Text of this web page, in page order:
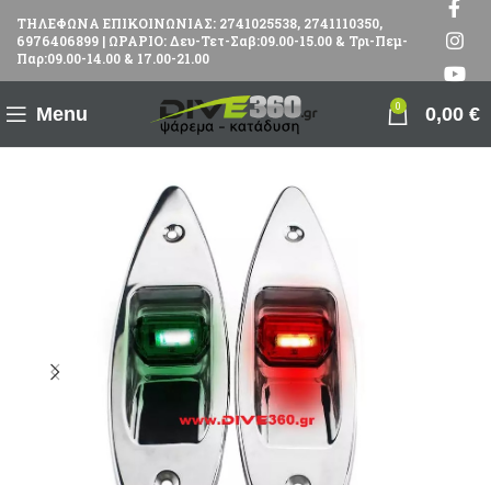
ΤΗΛΕΦΩΝΑ ΕΠΙΚΟΙΝΩΝΙΑΣ: 2741025538, 2741110350,
6976406899 | ΩΡΑΡΙΟ: Δευ-Τετ-Σαβ:09.00-15.00 & Τρι-Πεμ-
Παρ:09.00-14.00 & 17.00-21.00
Menu 0 0,00 €